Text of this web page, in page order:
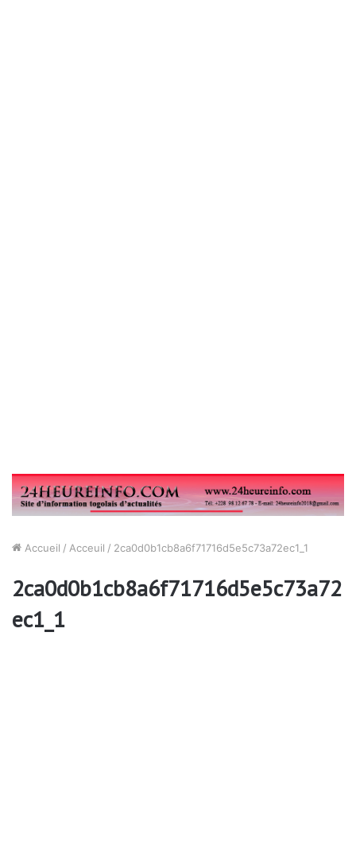
Accueil / Acceuil / 2ca0d0b1cb8a6f71716d5e5c73a72ec1_1
2ca0d0b1cb8a6f71716d5e5c73a72
ec1_1